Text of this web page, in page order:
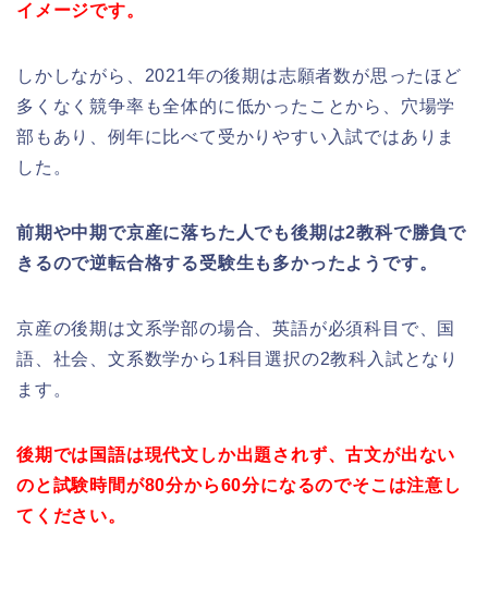
イメージです。
しかしながら、2021年の後期は志願者数が思ったほど
多くなく競争率も全体的に低かったことから、穴場学
部もあり、例年に比べて受かりやすい入試ではありま
した。
前期や中期で京産に落ちた人でも後期は2教科で勝負で
きるので逆転合格する受験生も多かったようです。
京産の後期は文系学部の場合、英語が必須科目で、国
語、社会、文系数学から1科目選択の2教科入試となり
ます。
後期では国語は現代文しか出題されず、古文が出ない
のと試験時間が80分から60分になるのでそこは注意し
てください。